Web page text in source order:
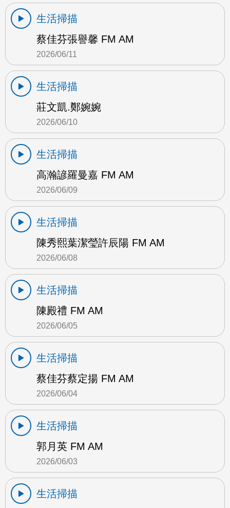
生活掃描
蔡佳芬張譽馨 FM AM
2026/06/11
生活掃描
莊文凱.鄭婉婉
2026/06/10
生活掃描
高瀚諺羅曼嘉 FM AM
2026/06/09
生活掃描
陳秀熙葉潔瑩許辰陽 FM AM
2026/06/08
生活掃描
陳殿禮 FM AM
2026/06/05
生活掃描
蔡佳芬蔡定揚 FM AM
2026/06/04
生活掃描
郭月英 FM AM
2026/06/03
生活掃描